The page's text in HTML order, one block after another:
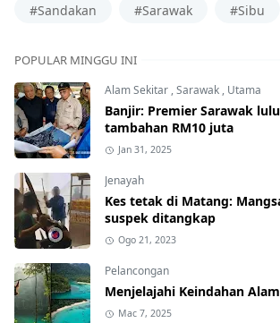
#Sandakan #Sarawak #Sibu
POPULAR MINGGU INI
Alam Sekitar,Sarawak, Utama
Banjir: Premier Sarawak
tambahan RM10 juta
Jan 31, 2025
Jenayah
Kes tetak di Matang:
suspek ditangkap
Ogo 21, 2023
Pelancongan
Menjelajahi Keindahan
Mac 7, 2025